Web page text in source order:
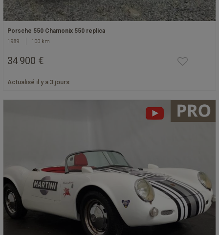
Porsche 550 Chamonix 550 replica
1989 100 km
34 900 €
Actualisé il y a 3 jours